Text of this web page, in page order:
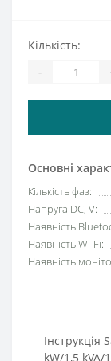
Основні
Кількість фаз:
Напруга DC, V:
Наявність
Наявність Wi-Fi:
Наявність
Кількість:
-
Інструкція
kW/1,5 kVA/